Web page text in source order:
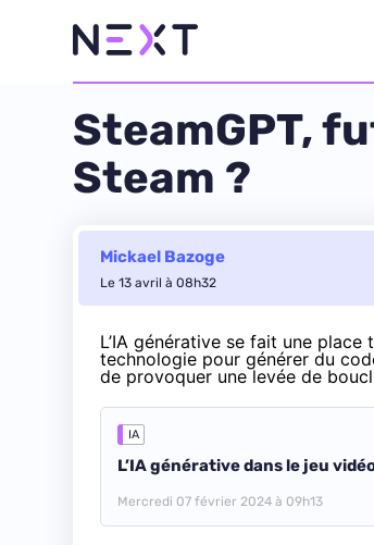
SteamGPT,
Steam ?
Mickael Bazoge
Le 13 avril à 08h32
L’IA générative se fait une
technologie pour générer du
de provoquer une levée de
IA
L’IA générative dans le jeu
Mercredi 07 février 2024 à 09h13